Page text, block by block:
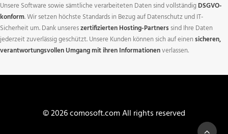
Unsere Software sowie sämtliche verarbeiteten Daten sind vollständigDSGVO-
konform. Wir setzen höchste Standards in Bezug auf Datenschutz und IT-
Sicherheit um. Dank unsereszertifizierten Hosting-Partnerssind Ihre Daten
jederzeit zuverlässig geschützt. Unsere Kunden können sich auf einensicheren,
verantwortungsvollen Umgang mit ihren Informationenverlassen.
© 2026 comosoft.com All rights reserved